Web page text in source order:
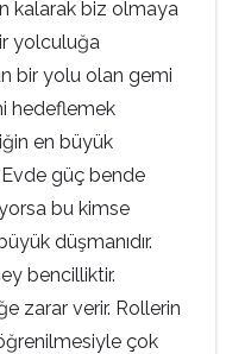
kalarak biz olmaya
yolculuğa
bir yolu olan gemi
hedeflemek
en büyük
güç bende
bu kimse
düşmanıdır.
bencilliktir.
zarar verir. Rollerin
çok